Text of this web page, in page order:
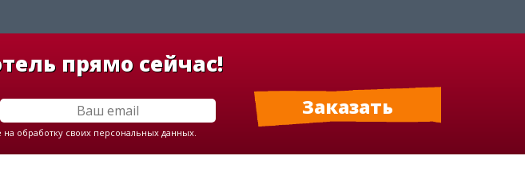
прямо сейчас!
обработку своих персональных данных.